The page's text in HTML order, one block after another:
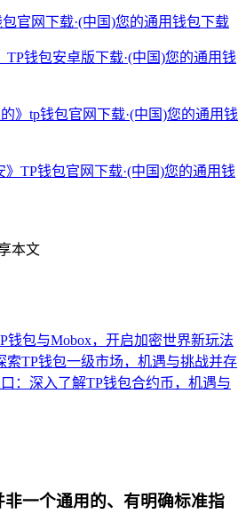
包官网下载·(中国)您的通用钱包下载
TP钱包安卓版下载·(中国)您的通用钱
》tp钱包官网下载·(中国)您的通用钱
》TP钱包官网下载·(中国)您的通用钱
本文
钱包与Mobox，开启加密世界新玩法
索TP钱包一级市场，机遇与挑战并存
：深入了解TP钱包合约币，机遇与
一个通用的、有明确标准指